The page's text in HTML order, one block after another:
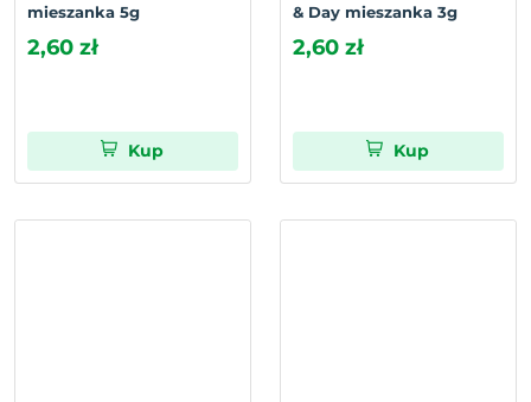
mieszanka 5g
2,60 zł
Kup
& Day mieszanka 3g
2,60 zł
Kup